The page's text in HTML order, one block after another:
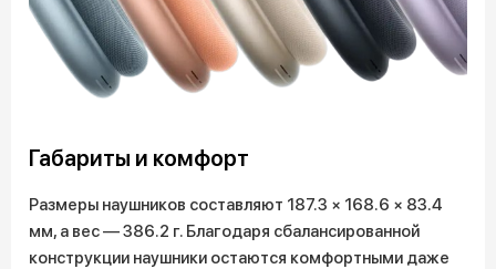
Габариты и комфорт
Размеры наушников составляют 187.3 × 168.6 × 83.4
мм, а вес — 386.2 г. Благодаря сбалансированной
конструкции наушники остаются комфортными даже